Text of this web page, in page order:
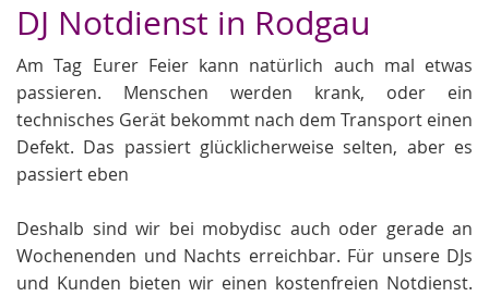
DJ Notdienst in Rodgau
Am Tag Eurer Feier kann natürlich auch mal etwas
passieren. Menschen werden krank, oder ein
technisches Gerät bekommt nach dem Transport einen
Defekt. Das passiert glücklicherweise selten, aber es
passiert eben
Deshalb sind wir bei mobydisc auch oder gerade an
Wochenenden und Nachts erreichbar. Für unsere DJs
und Kunden bieten wir einen kostenfreien Notdienst.